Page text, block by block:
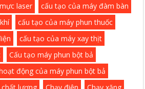
laser
cấu tạo của máy đàm bàn
cấu tạo của máy phun thuốc
cấu tạo của máy xay thịt
Cấu tạo máy phun bột bả
động của máy phun bột bả
chất lượng Chạy điện Chạy xăng